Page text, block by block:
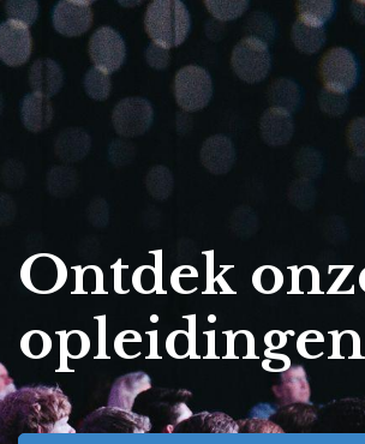
Ontdek
opleidingen